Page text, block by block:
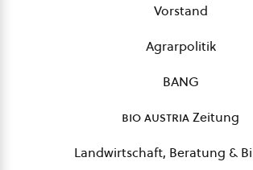
Vorstand
Agrarpolitik
BANG
bio austriaZeitung
Landwirtschaft, Beratung &